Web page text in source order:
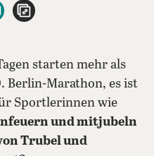
teilen
per E-Mail teilen
starten mehr als
Berlin-Marathon, es ist
Sportlerinnen wie
und mitjubeln
Trubel und